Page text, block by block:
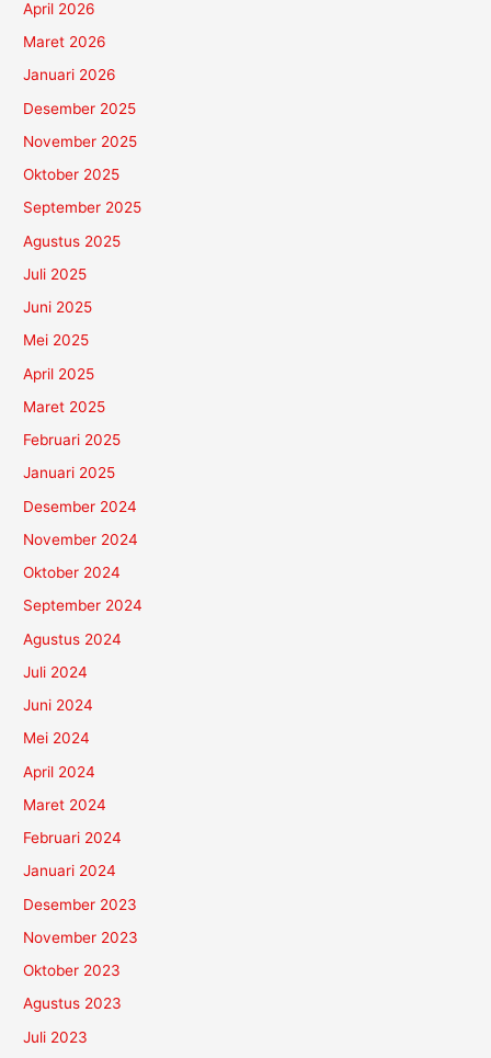
April 2026
Maret 2026
Januari 2026
Desember 2025
November 2025
Oktober 2025
September 2025
Agustus 2025
Juli 2025
Juni 2025
Mei 2025
April 2025
Maret 2025
Februari 2025
Januari 2025
Desember 2024
November 2024
Oktober 2024
September 2024
Agustus 2024
Juli 2024
Juni 2024
Mei 2024
April 2024
Maret 2024
Februari 2024
Januari 2024
Desember 2023
November 2023
Oktober 2023
Agustus 2023
Juli 2023